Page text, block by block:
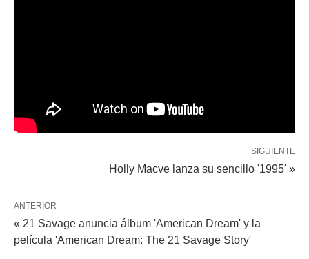
SIGUIENTE
Holly Macve lanza su sencillo '1995' »
ANTERIOR
« 21 Savage anuncia álbum 'American Dream' y la
película 'American Dream: The 21 Savage Story'